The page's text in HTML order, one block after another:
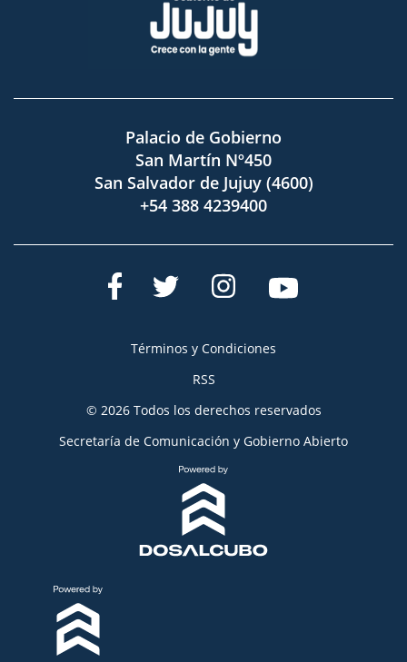
Palacio de Gobierno
San Martín Nº450
San Salvador de Jujuy (4600)
+54 388 4239400
Términos y Condiciones
RSS
© 2026 Todos los derechos reservados
Secretaría de Comunicación y Gobierno Abierto